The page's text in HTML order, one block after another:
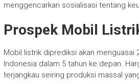
menggencarkan sosialisasi tentang
Prospek Mobil
Mobil listrik diprediksi akan
Indonesia dalam 5 tahun ke depan.
terjangkau seiring produksi massal